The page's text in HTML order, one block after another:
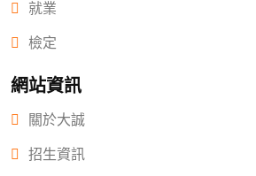
就業
檢定
網站資訊
關於大誠
招生資訊